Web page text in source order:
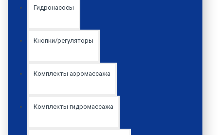
Гидронасосы
Кнопки/регуляторы
Комплекты аэромассажа
Комплекты гидромассажа